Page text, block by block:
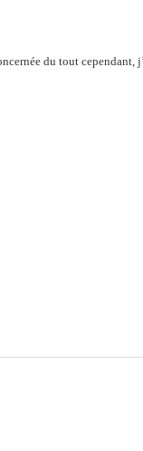
du tout cependant,